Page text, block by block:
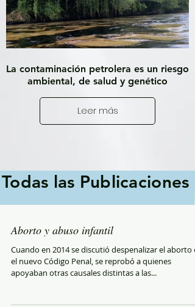
La contaminación petrolera es un riesgo
ambiental, de salud y genético
Leer más
Todas las Publicaciones
Aborto y abuso infantil
Cuando en 2014 se discutió despenalizar el aborto
el nuevo Código Penal, se reprobó a quienes
apoyaban otras causales distintas a las...